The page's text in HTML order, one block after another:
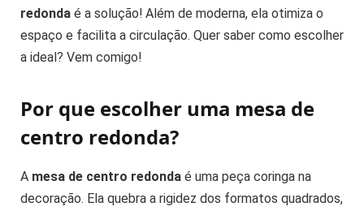
redonda é a solução! Além de moderna, ela otimiza o
espaço e facilita a circulação. Quer saber como escolher
a ideal? Vem comigo!
Por que escolher uma mesa de
centro redonda?
A mesa de centro redonda é uma peça coringa na
decoração. Ela quebra a rigidez dos formatos quadrados,